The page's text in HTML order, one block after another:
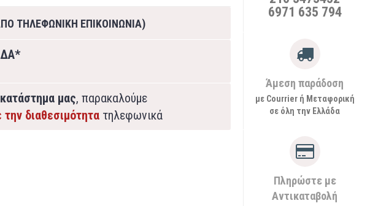
6971 635 794
Άμεση παράδοση
με Courrier ή Μεταφορική
σε όλη την Ελλάδα
Πληρώστε με
Αντικαταβολή
ΤΗΛΕΦΩΝΙΚΗ ΕΠΙΚΟΙΝΩΝΙΑ)
μας, παρακαλούμε
διαθεσιμότητατηλεφωνικά